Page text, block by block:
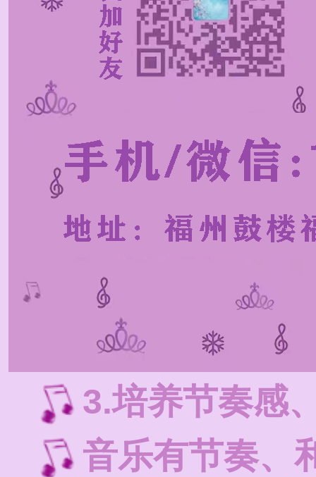
3.培养节奏感
音乐有节奏、